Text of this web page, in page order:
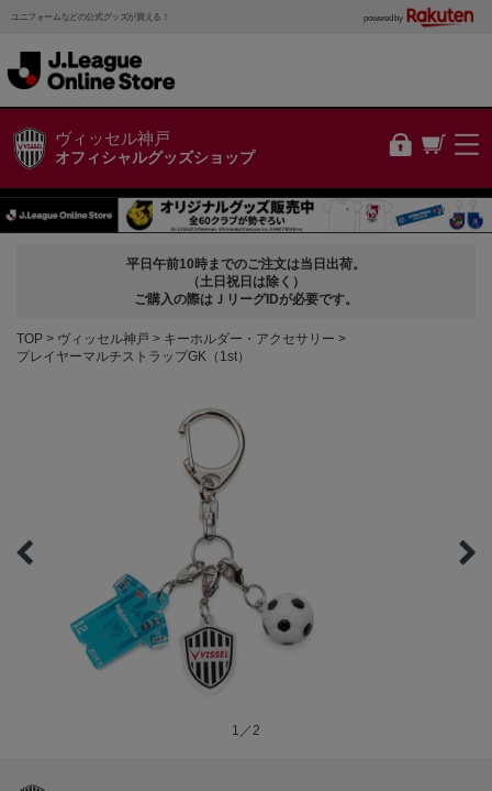
ユニフォームなどの公式グッズが買える！ powered by
ヴィッセル神戸
オフィシャルグッズショップ
平日午前10時までのご注文は当日出荷。
（土日祝日は除く）
ご購入の際はＪリーグIDが必要です。
TOP ヴィッセル神戸
キーホルダー・アクセサリー
プレイヤーマルチストラップGK（1st）
1／2